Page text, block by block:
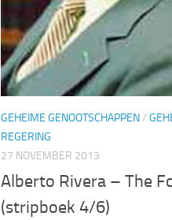
GEHEIME GENOOTSCHAPPEN/
REGERING
27 NOVEMBER 2013
Alberto Rivera – The
(stripboek 4/6)